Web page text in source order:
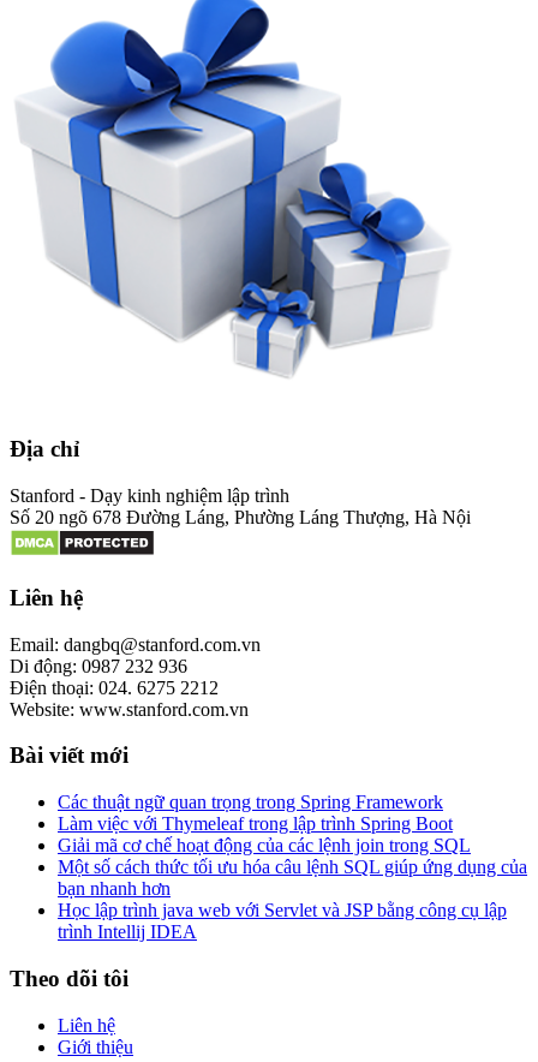
Địa chỉ
Stanford - Dạy kinh nghiệm lập trình
Số 20 ngõ 678 Đường Láng, Phường Láng Thượng, Hà Nội
Liên hệ
Email: dangbq@stanford.com.vn
Di động: 0987 232 936
Điện thoại: 024. 6275 2212
Website: www.stanford.com.vn
Bài viết mới
Các thuật ngữ quan trọng trong Spring Framework
Làm việc với Thymeleaf trong lập trình Spring Boot
Giải mã cơ chế hoạt động của các lệnh join trong SQL
Một số cách thức tối ưu hóa câu lệnh SQL giúp ứng dụng của
bạn nhanh hơn
Học lập trình java web với Servlet và JSP bằng công cụ lập
trình Intellij IDEA
Theo dõi tôi
Liên hệ
Giới thiệu